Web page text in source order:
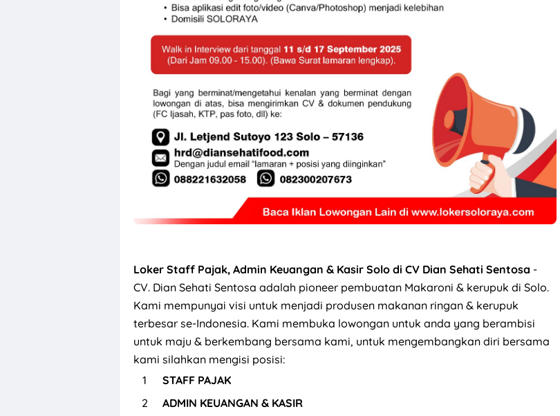
Loker Staff Pajak, Admin Keuangan & Kasir Solo di CV Dian Sehati Sentosa -
CV. Dian Sehati Sentosa adalah pioneer pembuatan Makaroni & kerupuk di Solo.
Kami mempunyai visi untuk menjadi produsen makanan ringan & kerupuk
terbesar se-Indonesia. Kami membuka lowongan untuk anda yang berambisi
untuk maju & berkembang bersama kami, untuk mengembangkan diri bersama
kami silahkan mengisi posisi:
STAFF PAJAK
ADMIN KEUANGAN & KASIR